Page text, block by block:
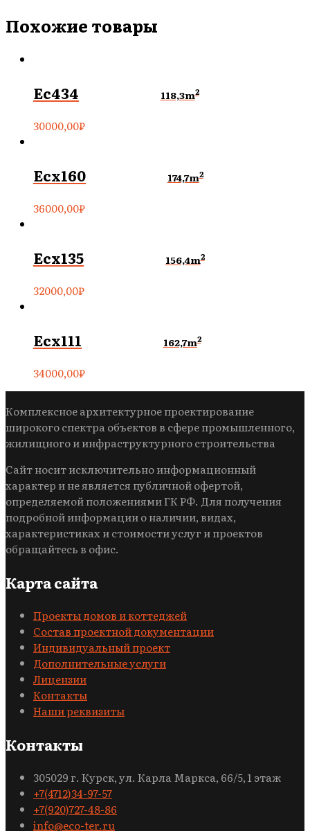
Похожие товары
Ec434 118,3m2
30000,00₽
Ecx160 174,7m2
36000,00₽
Ecx135 156,4m2
32000,00₽
Ecx111 162,7m2
34000,00₽
Комплексное архитектурное проектирование
широкого спектра объектов в сфере промышленного,
жилищного и инфраструктурного строительства
Сайт носит исключительно информационный
характер и не является публичной офертой,
определяемой положениями ГК РФ. Для получения
подробной информации о наличии, видах,
характеристиках и стоимости услуг и проектов
обращайтесь в офис.
Карта сайта
Проекты домов и коттеджей
Состав проектной документации
Индивидуальный проект
Дополнительные услуги
Лицензии
Контакты
Наши реквизиты
Контакты
305029 г. Курск, ул. Карла Маркса, 66/5, 1 этаж
+7(4712)34-97-57
+7(920)727-48-86
info@eco-ter.ru